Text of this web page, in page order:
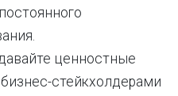
ценностные
стейкхолдерами